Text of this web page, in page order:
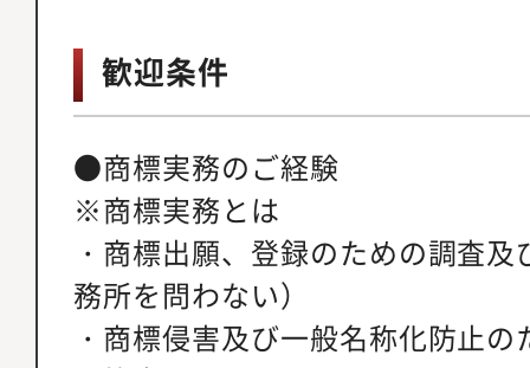
歓迎条件
●商標実務のご経験
※商標実務とは
・商標出願、登録のための調査
務所を問わない）
・商標侵害及び一般名称化防止